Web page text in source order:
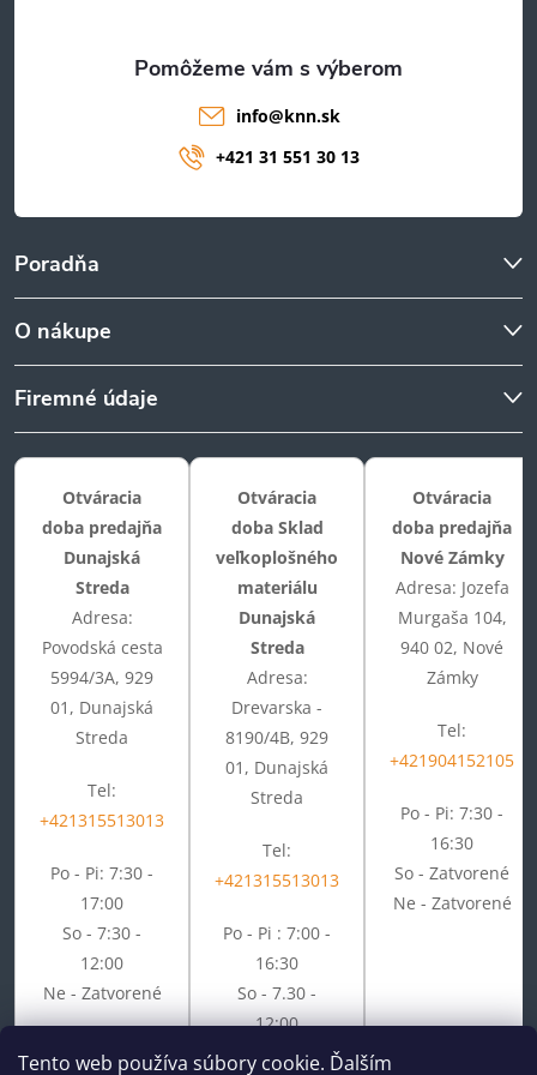
Tento web používa súbory cookie. Ďalším
Poradňa
O nákupe
Firemné údaje
info@knn.sk
+421 31 551 30 13
Otváracia
doba predajňa
Dunajská
Streda
Adresa:
Povodská cesta
5994/3A, 929
01, Dunajská
Streda
Tel:
+421315513013
Po - Pi: 7:30 -
17:00
So - 7:30 -
12:00
Ne - Zatvorené
Otváracia
doba Sklad
veľkoplošného
materiálu
Dunajská
Streda
Adresa:
Drevarska -
8190/4B, 929
01, Dunajská
Streda
Tel:
+421315513013
Po - Pi : 7:00 -
16:30
So - 7.30 -
12:00
Ne - Zatvorené
Otváracia
doba predajňa
Nové Zámky
Adresa: Jozefa
Murgaša 104,
940 02, Nové
Zámky
Tel:
+421904152105
Po - Pi: 7:30 -
16:30
So - Zatvorené
Ne - Zatvorené